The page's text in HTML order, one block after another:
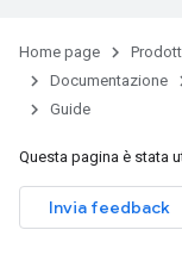
Home page
Documentazione
Guide
Questa pagina è stata
Invia feedback